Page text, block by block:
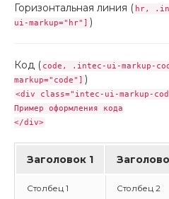
Горизонтальная линия ( hr,
ui-markup="hr"] )
Код ( code, .intec-ui-markup-
markup="code"] )
<div class="intec-ui-markup-
Пример оформления кода
</div>
Заголовок 1
Столбец 1 Столбец 2